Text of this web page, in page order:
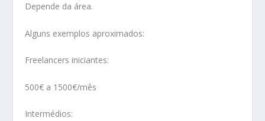
Depende da área.
Alguns exemplos aproximados:
Freelancers iniciantes:
500€ a 1500€/mês
Intermédios: